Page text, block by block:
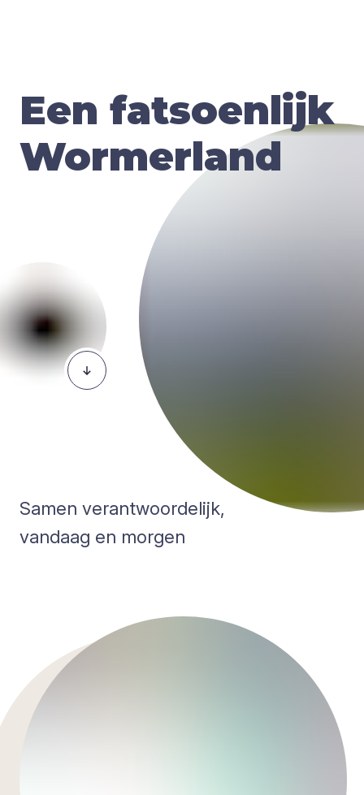
Een fatsoenlijk
Wormerland
Samen verantwoordelijk,
vandaag en morgen